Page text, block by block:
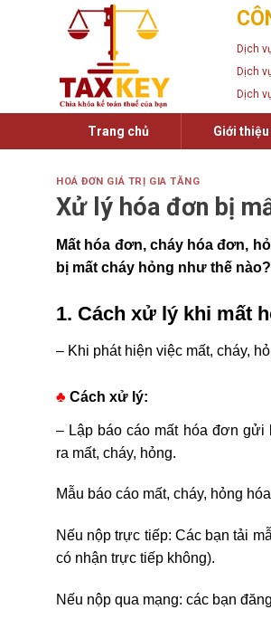
Dịch
Dịch
Dịch
Trang chủ Giới thiệu
HOÁ ĐƠN GIÁ TRỊ GIA TĂNG
Xử lý hóa đơn bị
Mất hóa đơn, cháy hóa đơn,
bị mất cháy hỏng như thế
1. Cách xử lý khi mất
– Khi phát hiện việc mất, cháy,
♣ Cách xử lý:
– Lập báo cáo mất hóa đơn
ra mất, cháy, hỏng.
Mẫu báo cáo mất, cháy, hỏng
Nếu nộp trực tiếp: Các bạn tải
có nhận trực tiếp không).
Nếu nộp qua mạng: các bạn